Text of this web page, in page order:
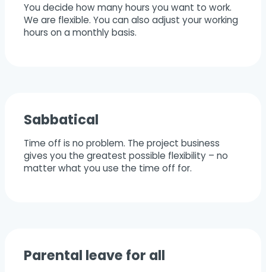
You decide how many hours you want to work.
We are flexible. You can also adjust your working
hours on a monthly basis.
Sabbatical
Time off is no problem. The project business
gives you the greatest possible flexibility – no
matter what you use the time off for.
Parental leave for all